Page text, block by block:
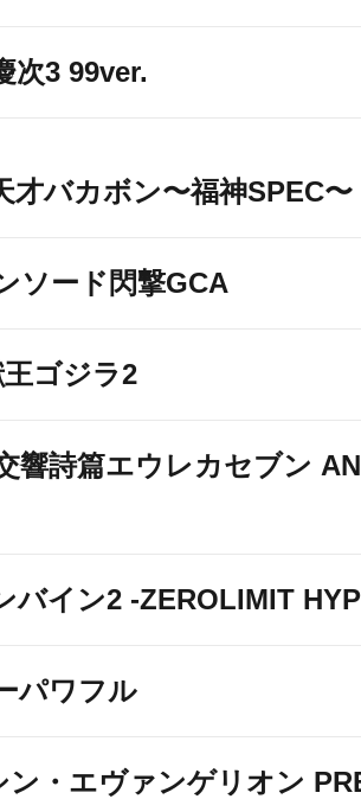
次3 99ver.
才バカボン〜福神SPEC〜
ソード閃撃GCA
ゴジラ2
響詩篇エウレカセブン
バイン2 -ZEROLIMIT
パワフル
ン・エヴァンゲリオン